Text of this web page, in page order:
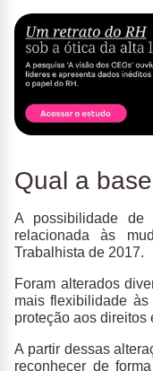
Qual a
A possibilidade de
relacionada às
Trabalhista de 2017.
Foram alterados
mais flexibilidade
proteção aos direitos
A partir dessas
reconhecer de